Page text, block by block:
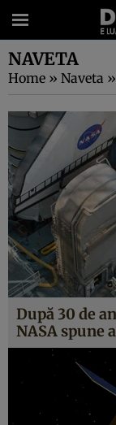
NAVETA
Home » Naveta »
După 30 de
NASA spune